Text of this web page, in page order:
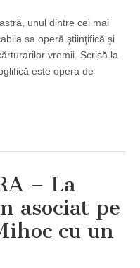
unul dintre cei mai
sa operă ştiinţifică şi
vremii. Scrisă la
este opera de
– La
asociat pe
cu un